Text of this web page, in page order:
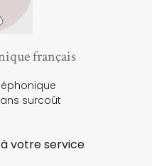
français
surcoût